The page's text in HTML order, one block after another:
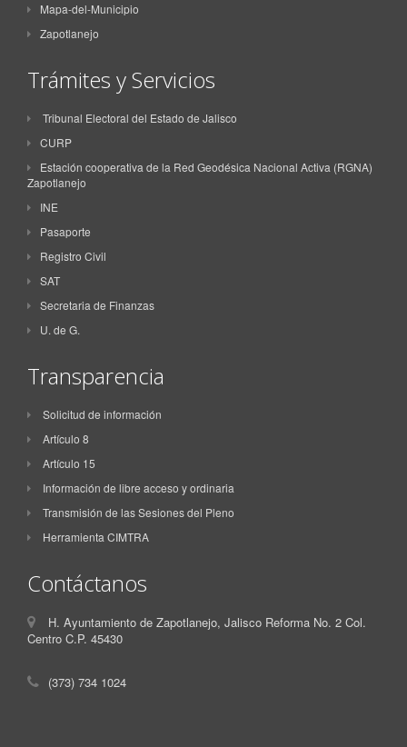
Mapa-del-Municipio
Zapotlanejo
Trámites y Servicios
Tribunal Electoral del Estado de Jalisco
CURP
Estación cooperativa de la Red Geodésica Nacional Activa (RGNA)
Zapotlanejo
INE
Pasaporte
Registro Civil
SAT
Secretaria de Finanzas
U. de G.
Transparencia
Solicitud de información
Artículo 8
Artículo 15
Información de libre acceso y ordinaria
Transmisión de las Sesiones del Pleno
Herramienta CIMTRA
Contáctanos
H. Ayuntamiento de Zapotlanejo, Jalisco Reforma No. 2 Col.
Centro C.P. 45430
(373) 734 1024